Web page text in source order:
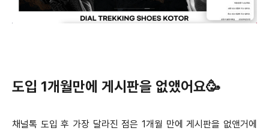
도입 1개월만에 게시판을 없앴어요🥳
채널톡 도입 후 가장 달라진 점은 1개월 만에 게시판을 없앤거에